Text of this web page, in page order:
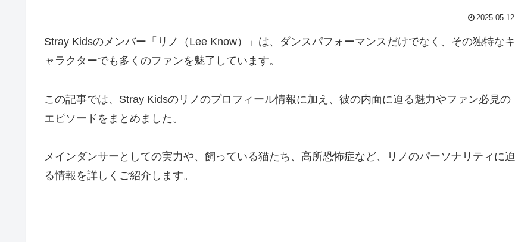
2025.05.12
Stray Kidsのメンバー「リノ（Lee Know）」は、ダンスパフォーマンスだけでなく、その独特なキ
ャラクターでも多くのファンを魅了しています。
この記事では、Stray Kidsのリノのプロフィール情報に加え、彼の内面に迫る魅力やファン必見の
エピソードをまとめました。
メインダンサーとしての実力や、飼っている猫たち、高所恐怖症など、リノのパーソナリティに迫
る情報を詳しくご紹介します。